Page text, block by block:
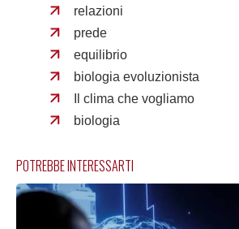
relazioni
prede
equilibrio
biologia evoluzionista
Il clima che vogliamo
biologia
POTREBBE INTERESSARTI